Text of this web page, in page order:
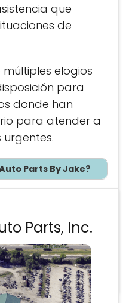
que
de
elogios
para
donde han
para atender a
urgentes.
Parts By Jake?
partes
Parts, Inc.